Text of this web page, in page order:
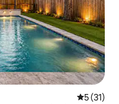
5 (31)